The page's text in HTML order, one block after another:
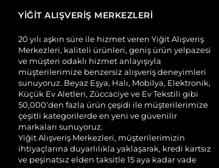
YİĞİT ALIŞVERİŞ MERKEZLERİ
20 yılı aşkın süre ile hizmet veren Yiğit Alışveriş
Merkezleri, kaliteli ürünleri, geniş ürün yelpazesi
ve müşteri odaklı hizmet anlayışıyla
müşterilerimize benzersiz alışveriş deneyimleri
sunuyoruz. Beyaz Eşya, Halı, Mobilya, Elektronik,
Küçük Ev Aletleri, Züccaciye ve Ev Tekstili gibi
50,000'den fazla ürün çeşidi ile müşterilerimize
çeşitli kategorilerde en yeni ve güvenilir
markaları sunuyoruz.
Yiğit Alışveriş Merkezleri, müşterilerimizin
ihtiyaçlarına duyarlılıkla yaklaşarak, kredi kartsız
ve peşinatsız elden taksitle 15 aya kadar vade